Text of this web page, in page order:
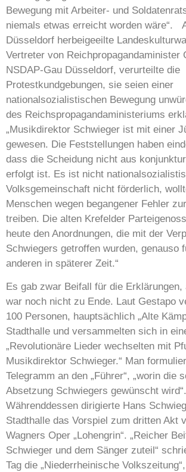
Bewegung mit Arbeiter- und
niemals etwas erreicht worden wäre“.
Düsseldorf herbeigeeilte
Vertreter von Reichpropagandaminister
NSDAP-Gau Düsseldorf, verurteilte die
Protestkundgebungen, sie seien einer
nationalsozialistischen Bewegung
des Reichspropagandaministeriums
„Musikdirektor Schwieger ist mit einer
gewesen. Die Feststellungen haben
dass die Scheidung nicht aus
erfolgt ist. Es ist nicht
Volksgemeinschaft nicht förderlich,
Menschen wegen begangener Fehler
treiben. Die alten Krefelder
heute den Anordnungen, die mit der
Schwiegers getroffen wurden, genauso
anderen in späterer Zeit.“
Es gab zwar Beifall für die Erklärungen,
war noch nicht zu Ende. Laut Gestapo
100 Personen, hauptsächlich „Alte
Stadthalle und versammelten sich in
„Revolutionäre Lieder wechselten mit
Musikdirektor Schwieger.“ Man
Telegramm an den „Führer“, „worin die
Absetzung Schwiegers gewünscht wird“.
Währenddessen dirigierte Hans
Stadthalle das Vorspiel zum dritten Akt
Wagners Oper „Lohengrin“. „Reicher
Schwieger und dem Sänger zuteil“
Tag die „Niederrheinische